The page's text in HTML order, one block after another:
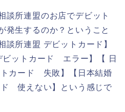
談所連盟のお店でデビット
発生するのか？ということ
談所連盟 デビットカード】
ビットカード エラー】【 日
カード 失敗】【日本結婚
使えない】という感じで